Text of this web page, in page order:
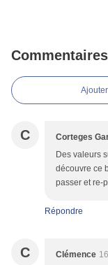
Commentaires
C Corteges
Des valeurs
découvre ce
passer et re-
Répondre
C Clémence